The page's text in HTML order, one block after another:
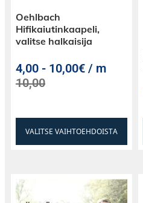
Oehlbach
Hifikaiutinkaapeli,
valitse halkaisija
4,00 - 10,00€ / m
10,00
VALITSE VAIHTOEHDOISTA